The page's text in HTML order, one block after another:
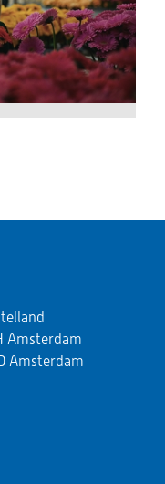
Amsterdam
Amsterdam